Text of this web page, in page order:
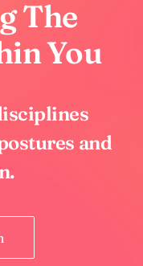
The
You
and